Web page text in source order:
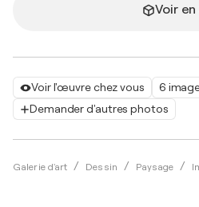
Voir l'œuvre chez vous
6
Demander d'autres photos
Galerie d'art Dessin Paysage
Voir en